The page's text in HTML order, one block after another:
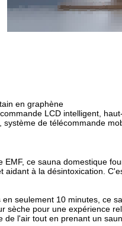
en graphène
LCD intelligent,
de télécommande
ce sauna domestique
à la désintoxication.
seulement 10 minutes,
sèche pour une expérience
l'air tout en prenant un